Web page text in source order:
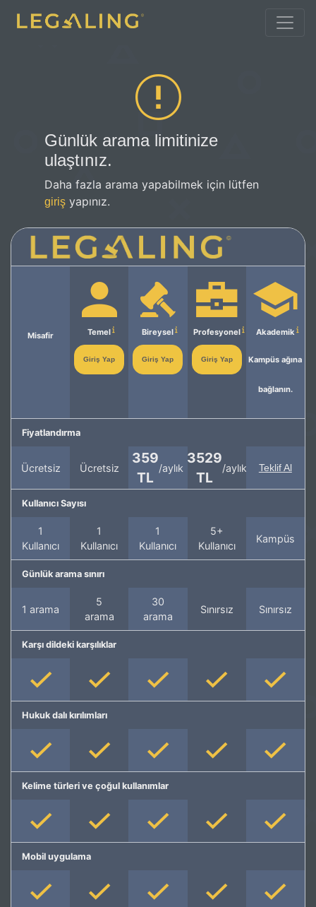
Günlük arama limitinize
ulaştınız.
Daha fazla arama yapabilmek için lütfen
giriş yapınız.
Misafir Temel
Giriş Yap
Bireysel
Giriş Yap
Profesyonel
Giriş Yap
Akademik
Kampüs ağına
bağlanın.
Fiyatlandırma
Ücretsiz Ücretsiz
359
TL
/aylık
3529
TL
/aylık Teklif Al
Kullanıcı Sayısı
1
Kullanıcı
1
Kullanıcı
1
Kullanıcı
5+
Kullanıcı
Kampüs
Günlük arama sınırı
1 arama
5
arama
30
arama
Sınırsız Sınırsız
Karşı dildeki karşılıklar
Hukuk dalı kırılımları
Kelime türleri ve çoğul kullanımlar
Mobil uygulama